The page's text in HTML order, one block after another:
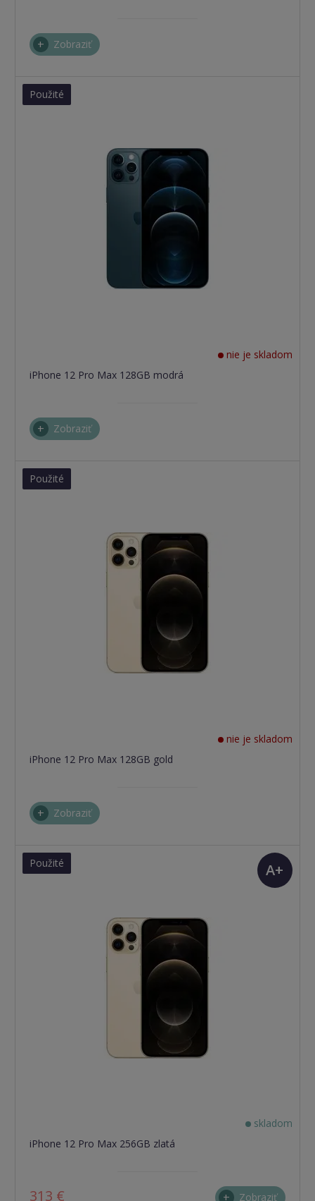
Zobraziť
Použité
nie je skladom
iPhone 12 Pro Max 128GB modrá
Zobraziť
Použité
nie je skladom
iPhone 12 Pro Max 128GB gold
Zobraziť
Použité
A+
skladom
iPhone 12 Pro Max 256GB zlatá
313 € Zobraziť